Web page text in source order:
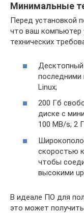
Минимальные
Перед установкой
что ваш компьютер
технических
Десктопный
последними
Linux;
200 Гб
диске с
100 MB/s; 2
скоростью
чтобы
высокими
В идеале ПО для
это может